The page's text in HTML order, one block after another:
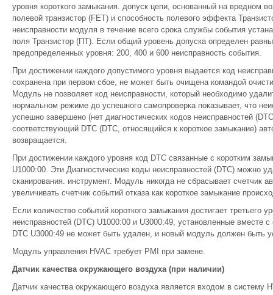
уровня короткого замыкания. допуск цепи, основанный на вредном
полевой транзистор (FET) и способность полевого эффекта
неисправности модуля в течение всего срока службы события
поля Транзистор (ПТ). Если общий уровень допуска определен
предопределенных уровня: 200, 400 и 600 неисправность события.
При достижении каждого допустимого уровня выдается код
сохранена при первом сбое, не может быть очищена командой
Модуль не позволяет код неисправности, который необходимо
нормальном режиме до успешного самопроверка показывает, что
успешно завершено (нет диагностических кодов неисправностей
соответствующий DTC (DTC, относящийся к короткое замыкание)
возвращается.
При достижении каждого уровня код DTC связанные с коротким
U1000:00. Эти Диагностические коды неисправностей (DTC) можно
сканирования. инструмент. Модуль никогда не сбрасывает счетчик
увеличивать счетчик событий отказа как короткое замыкание
Если количество событий короткого замыкания достигает третьего
неисправностей (DTC) U1000:00 и U3000:49, установленные вместе
DTC U3000:49 не может быть удален, и новый модуль должен быть
Модуль управления HVAC требует PMI при замене.
Датчик качества окружающего воздуха (при наличии)
Датчик качества окружающего воздуха является входом в систему